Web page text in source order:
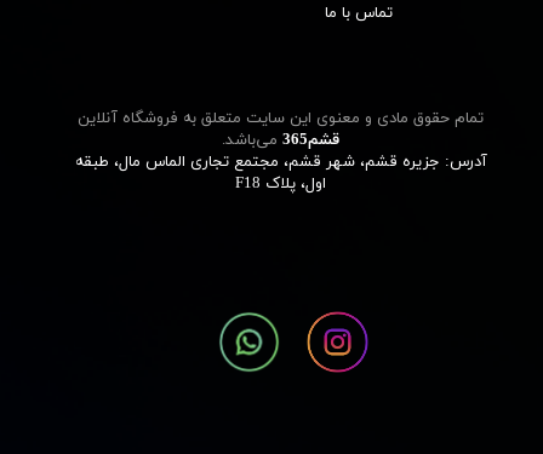
تمام حقوق مادی و معنوی این سایت متعلق به فروشگاه آنلاین
قشم‌365
می‌باشد.
آدرس: جزیره قشم، شهر قشم، مجتمع تجاری الماس مال، طبقه
اول، پلاک F18
تماس با ما